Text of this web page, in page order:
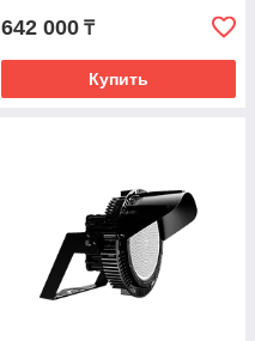
642 000 ₸
Купить